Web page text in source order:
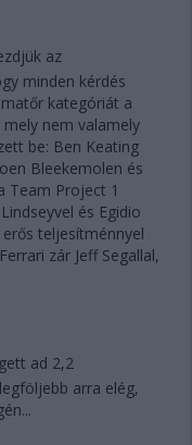
az
minden kérdés
kategóriát a
nem valamely
be: Ben Keating
Bleekemolen és
Team Project 1
és Egidio
teljesítménnyel
zár Jeff Segallal,
ad 2,2
arra elég,